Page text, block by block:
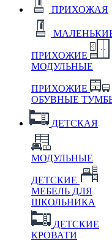
ПРИХОЖАЯ
ПРИХОЖИЕ
МОДУЛЬНЫЕ
ПРИХОЖИЕ
ОБУВНЫЕ
ДЕТСКАЯ
МОДУЛЬНЫЕ
ДЕТСКИЕ
МЕБЕЛЬ ДЛЯ
ШКОЛЬНИКА
ДЕТСКИЕ
КРОВАТИ